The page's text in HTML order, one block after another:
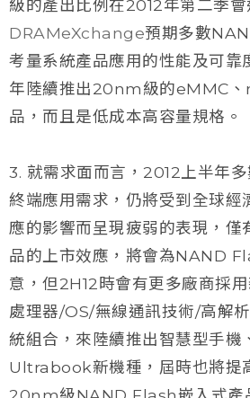
級的產出比例在2012年第二季會
DRAMeXchange預期多數
考量系統產品應用的性能及可靠
年陸續推出20nm級的eMMC、
品，而且是低成本高容量規格。
3. 就需求面而言，2012上半年
終端應用需求，仍將受到全球經
應的影響而呈現疲弱的表現，僅
品的上市效應，將會為NAND
意，但2H12時會有更多廠商採
處理器/OS/無線通訊技術/高解
統組合，來陸續推出智慧型手機
Ultrabook新機種，屆時也將提